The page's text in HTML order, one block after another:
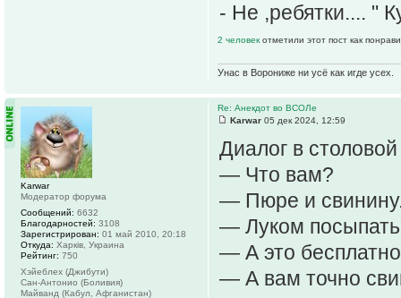
- Не ,ребятки.... "
2 человек отметили этот пост как
Унас в Ворониже ни усё как игде усех.
Re: Анекдот во ВСОЛе
Karwar 05 дек 2024, 12:59
Диалог в
— Что вам?
— Пюре и
— Луком
— А это
— А вам точно
Karwar
Модератор форума
Сообщений: 6632
Благодарностей: 3108
Зарегистрирован: 01 май 2010, 20:18
Откуда: Харків, Украина
Рейтинг: 750
Хэйеблех (Джибути)
Сан-Антонио (Боливия)
Майванд (Кабул, Афганистан)